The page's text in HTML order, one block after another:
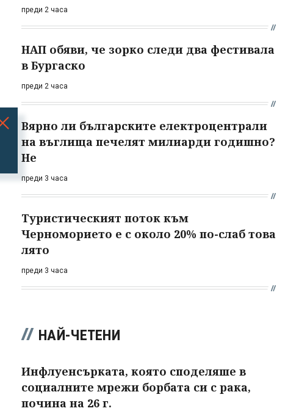
преди 2 часа
НАП обяви, че зорко следи два фестивала
в Бургаско
преди 2 часа
Вярно ли българските електроцентрали
на въглища печелят милиарди годишно?
Не
преди 3 часа
Туристическият поток към
Черноморието е с около 20% по-слаб това
лято
преди 3 часа
НАЙ-ЧЕТЕНИ
Инфлуенсърката, която споделяше в
социалните мрежи борбата си с рака,
почина на 26 г.